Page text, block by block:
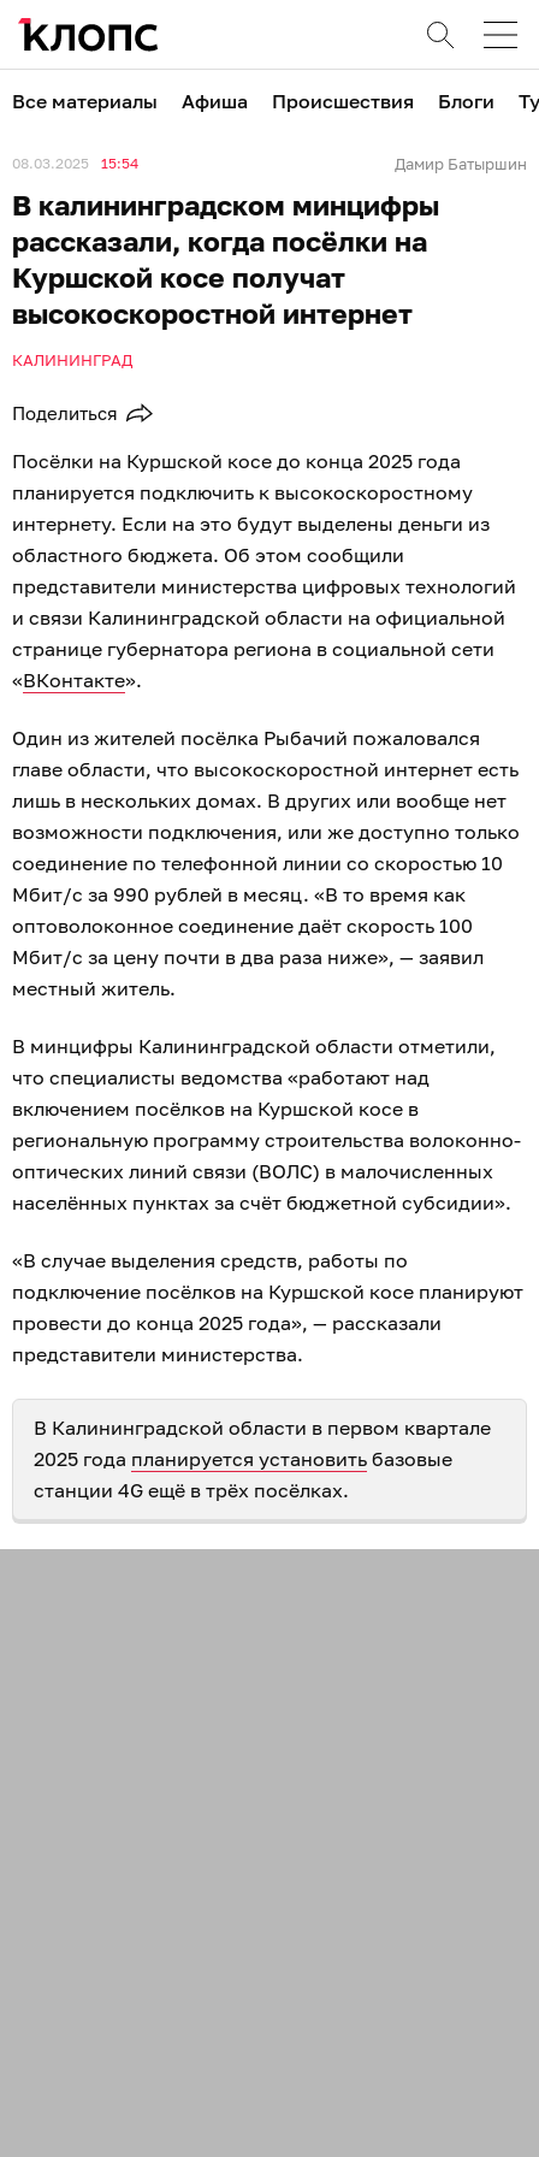
Все материалы Афиша Происшествия Блоги
08.03.2025 15:54 Дамир Батыршин
В калининградском минцифры
рассказали, когда посёлки на
Куршской косе получат
высокоскоростной интернет
КАЛИНИНГРАД
Поделиться
Посёлки на Куршской косе до конца 2025 года
планируется подключить к высокоскоростному
интернету. Если на это будут выделены деньги из
областного бюджета. Об этом сообщили
представители министерства цифровых технологий
и связи Калининградской области на официальной
странице губернатора региона в социальной сети
«ВКонтакте».
Один из жителей посёлка Рыбачий пожаловался
главе области, что высокоскоростной интернет есть
лишь в нескольких домах. В других или вообще нет
возможности подключения, или же доступно только
соединение по телефонной линии со скоростью 10
Мбит/с за 990 рублей в месяц. «В то время как
оптоволоконное соединение даёт скорость 100
Мбит/с за цену почти в два раза ниже», — заявил
местный житель.
В минцифры Калининградской области отметили,
что специалисты ведомства «работают над
включением посёлков на Куршской косе в
региональную программу строительства волоконно-
оптических линий связи (ВОЛС) в малочисленных
населённых пунктах за счёт бюджетной субсидии».
«В случае выделения средств, работы по
подключение посёлков на Куршской косе планируют
провести до конца 2025 года», — рассказали
представители министерства.
В Калининградской области в первом квартале
2025 года планируется установить базовые
станции 4G ещё в трёх посёлках.